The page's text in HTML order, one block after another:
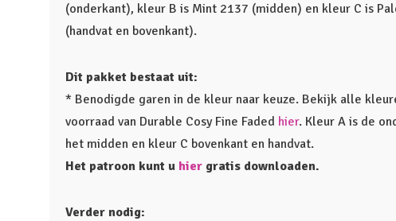
(onderkant), kleur B is Mint 2137 (midden) en kleur C is
(handvat en bovenkant).
Dit pakket bestaat uit:
* Benodigde garen in de kleur naar keuze. Bekijk alle
voorraad van Durable Cosy Fine Faded hier. Kleur A is de
het midden en kleur C bovenkant en handvat.
Het patroon kunt u hier gratis downloaden.
Verder nodig: